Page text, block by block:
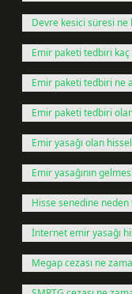
Devre kesici süresi ne
Emir paketi tedbiri
Emir paketi tedbiri ne
Emir paketi tedbiri
Emir yasağı olan
Emir yasağının
Hisse senedine
İnternet emir yasağı
Megap cezası ne